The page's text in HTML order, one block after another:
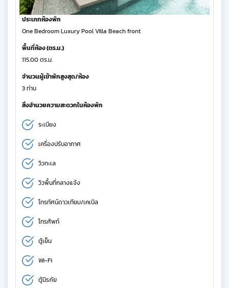
ประเภทห้องพัก
One Bedroom Luxury Pool Villa Beach front
พื้นที่ห้อง (ตร.ม.)
115.00 ตร.ม.
จำนวนผู้เข้าพักสูงสุด/ห้อง
3 ท่าน
สิ่งอำนวยความสะดวกในห้องพัก
ระเบียง
เครื่องปรับอากาศ
วิวทะเล
วิวพื้นที่กลางแจ้ง
โทรทัศน์ดาวเทียม/เคเบิล
โทรศัพท์
ตู้เย็น
Wi-Fi
ตู้นิรภัย